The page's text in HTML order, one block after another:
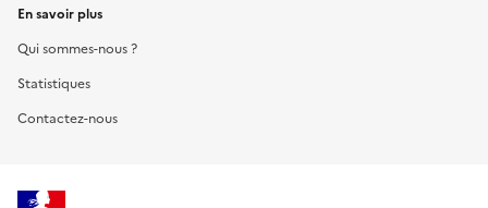
En savoir plus
Qui sommes-nous ?
Statistiques
Contactez-nous